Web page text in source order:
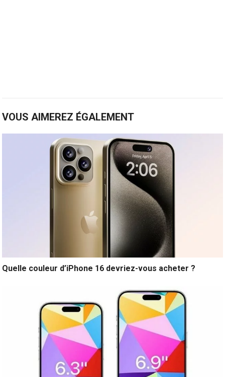
VOUS AIMEREZ ÉGALEMENT
Quelle couleur d’iPhone 16 devriez-vous acheter ?